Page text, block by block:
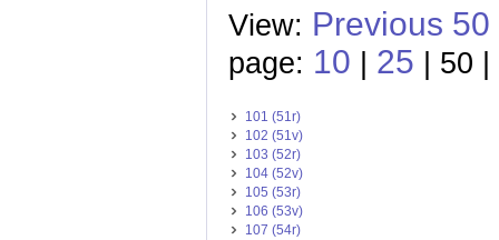
View: Previous 50
page: 10 25 | 50 |
101 (51r)
102 (51v)
103 (52r)
104 (52v)
105 (53r)
106 (53v)
107 (54r)